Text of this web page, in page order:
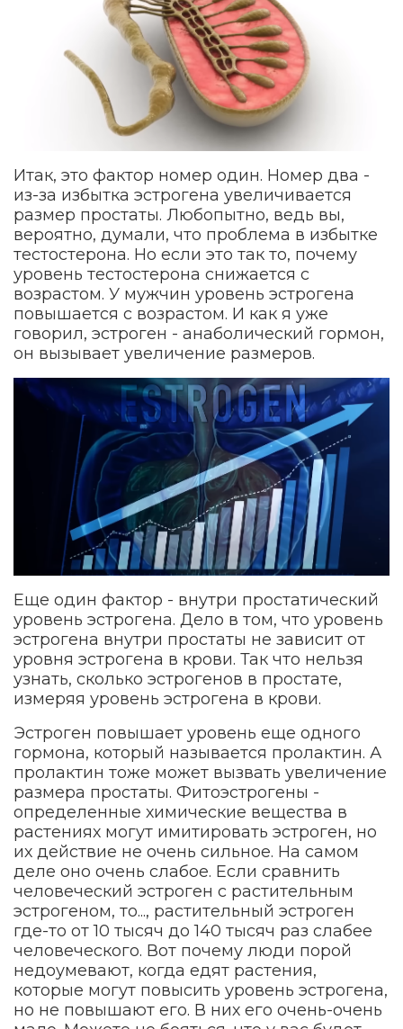
Итак, это фактор номер один. Номер два -
из-за избытка эстрогена увеличивается
размер простаты. Любопытно, ведь вы,
вероятно, думали, что проблема в избытке
тестостерона. Но если это так то, почему
уровень тестостерона снижается с
возрастом. У мужчин уровень эстрогена
повышается с возрастом. И как я уже
говорил, эстроген - анаболический гормон,
он вызывает увеличение размеров.
Еще один фактор - внутри простатический
уровень эстрогена. Дело в том, что уровень
эстрогена внутри простаты не зависит от
уровня эстрогена в крови. Так что нельзя
узнать, сколько эстрогенов в простате,
измеряя уровень эстрогена в крови.
Эстроген повышает уровень еще одного
гормона, который называется пролактин. А
пролактин тоже может вызвать увеличение
размера простаты. Фитоэстрогены -
определенные химические вещества в
растениях могут имитировать эстроген, но
их действие не очень сильное. На самом
деле оно очень слабое. Если сравнить
человеческий эстроген с растительным
эстрогеном, то..., растительный эстроген
где-то от 10 тысяч до 140 тысяч раз слабее
человеческого. Вот почему люди порой
недоумевают, когда едят растения,
которые могут повысить уровень эстрогена,
но не повышают его. В них его очень-очень